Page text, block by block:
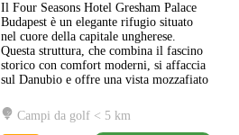
Il Four Seasons Hotel Gresham Palace
Budapest è un elegante rifugio situato
nel cuore della capitale ungherese.
Questa struttura, che combina il fascino
storico con comfort moderni, si affaccia
sul Danubio e offre una vista mozzafiato
L’architettura art nouveau del palazzo,
risalente agli inizi del ventesimo secolo,
Campi da golf < 5 km